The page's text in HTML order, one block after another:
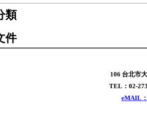
類
件
106 台北市
TEL：02-
eMAIL